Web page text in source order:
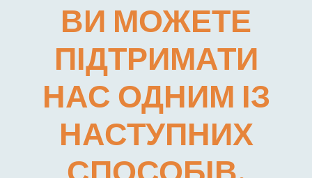
ВИ МОЖЕТЕ
ПІДТРИМАТИ
НАС ОДНИМ ІЗ
НАСТУПНИХ